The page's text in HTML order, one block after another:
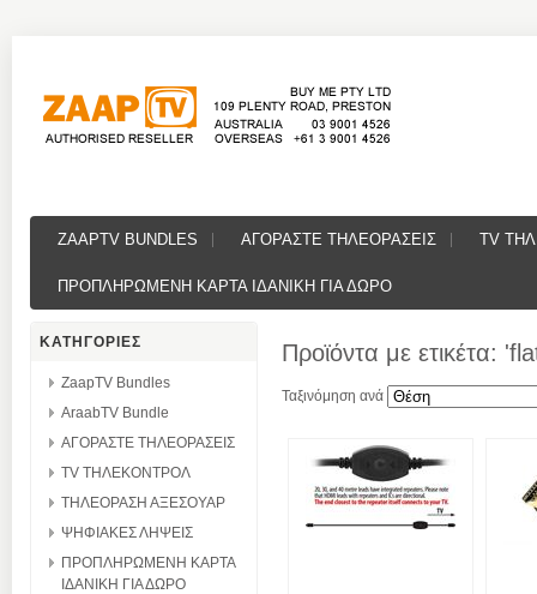
ZAAPTV BUNDLES ΑΓΟΡΑΣΤΕ ΤΗΛΕΟΡΑΣΕΙΣ TV
ΠΡΟΠΛΗΡΩΜΕΝΗ ΚΑΡΤΑ ΙΔΑΝΙΚΗ ΓΙΑ ΔΩΡΟ
ΚΑΤΗΓΟΡΙΕΣ
ZaapTV Bundles
AraabTV Bundle
ΑΓΟΡΑΣΤΕ ΤΗΛΕΟΡΑΣΕΙΣ
TV ΤΗΛΕΚΟΝΤΡΟΛ
ΤΗΛΕΟΡΑΣΗ ΑΞΕΣΟΥΑΡ
ΨΗΦΙΑΚΕΣ ΛΗΨΕΙΣ
ΠΡΟΠΛΗΡΩΜΕΝΗ ΚΑΡΤΑ
ΙΔΑΝΙΚΗ ΓΙΑ ΔΩΡΟ
Προϊόντα με ετικέτα:
Ταξινόμηση ανά